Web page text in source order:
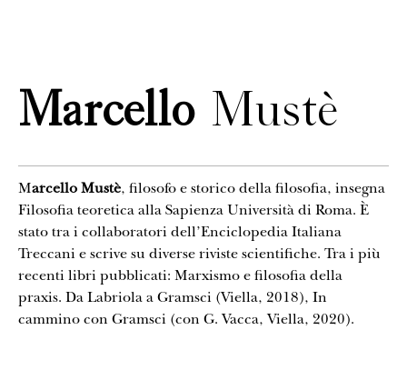
MarcelloMustè
Marcello Mustè, filosofo e storico della filosofia, insegna
Filosofia teoretica alla Sapienza Università di Roma. È
stato tra i collaboratori dell’Enciclopedia Italiana
Treccani e scrive su diverse riviste scientifiche. Tra i più
recenti libri pubblicati: Marxismo e filosofia della
praxis. Da Labriola a Gramsci (Viella, 2018), In
cammino con Gramsci (con G. Vacca, Viella, 2020).